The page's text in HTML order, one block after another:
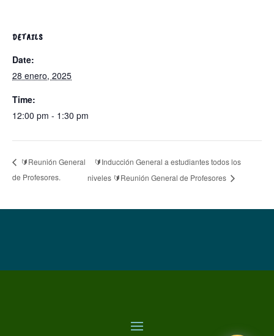
DETAILS
Date:
28 enero, 2025
Time:
12:00 pm - 1:30 pm
🔰Reunión General
de Profesores.
🔰Inducción General a estudiantes todos los
niveles 🔰Reunión General de Profesores